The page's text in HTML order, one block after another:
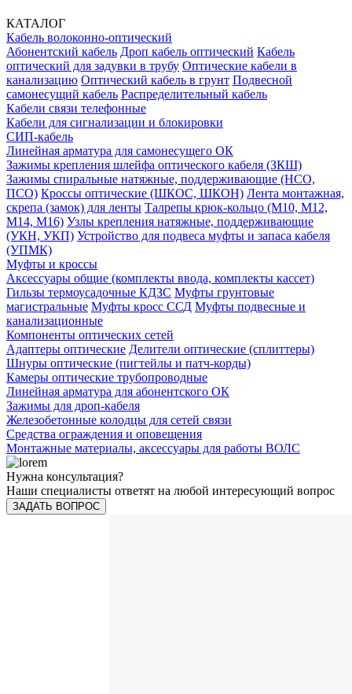
КАТАЛОГ
Кабель волоконно-оптический
Абонентский кабель Дроп кабель оптический Кабель
оптический для задувки в трубу Оптические кабели в
канализацию Оптический кабель в грунт Подвесной
самонесущий кабель Распределительный кабель
Кабели связи телефонные
Кабели для сигнализации и блокировки
СИП-кабель
Линейная арматура для самонесущего ОК
Зажимы крепления шлейфа оптического кабеля (ЗКШ)
Зажимы спиральные натяжные, поддерживающие (НСО,
ПСО) Кроссы оптические (ШКОС, ШКОН) Лента монтажная,
скрепа (замок) для ленты Талрепы крюк-кольцо (М10, М12,
М14, М16) Узлы крепления натяжные, поддерживающие
(УКН, УКП) Устройство для подвеса муфты и запаса кабеля
(УПМК)
Муфты и кроссы
Аксессуары общие (комплекты ввода, комплекты кассет)
Гильзы термоусадочные КДЗС Муфты грунтовые
магистральные Муфты кросс ССД Муфты подвесные и
канализационные
Компоненты оптических сетей
Адаптеры оптические Делители оптические (сплиттеры)
Шнуры оптические (пигтейлы и патч-корды)
Камеры оптические трубопроводные
Линейная арматура для абонентского ОК
Зажимы для дроп-кабеля
Железобетонные колодцы для сетей связи
Средства ограждения и оповещения
Монтажные материалы, аксессуары для работы ВОЛС
Нужна консультация?
Наши специалисты ответят на любой интересующий вопрос
ЗАДАТЬ ВОПРОС